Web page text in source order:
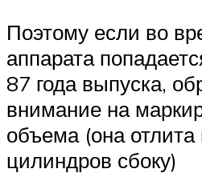
Поэтому если во
аппарата
87 года выпуска,
внимание на
объема (она отлита
цилиндров сбоку)